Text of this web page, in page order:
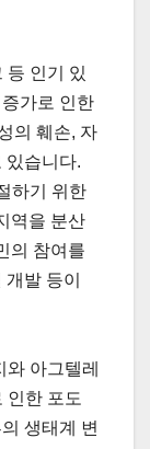
등 인기 있
가로 인한
의 훼손, 자
있습니다.
하기 위한
역을 분산
의 참여를
발 등이
와 아그텔레
인한 포도
생태계 변